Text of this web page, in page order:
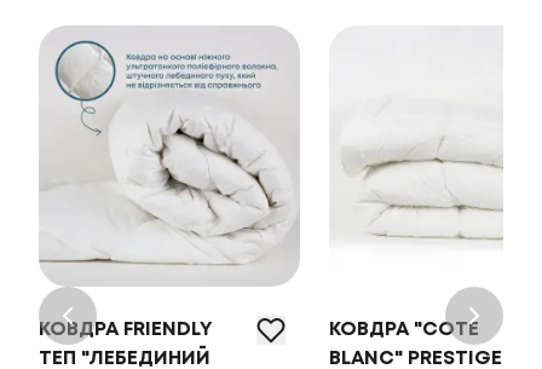
КОВДРА FRIENDLY
ТЕП "ЛЕБЕДИНИЙ
КОВДРА "COTE
BLANC" PRESTIGE